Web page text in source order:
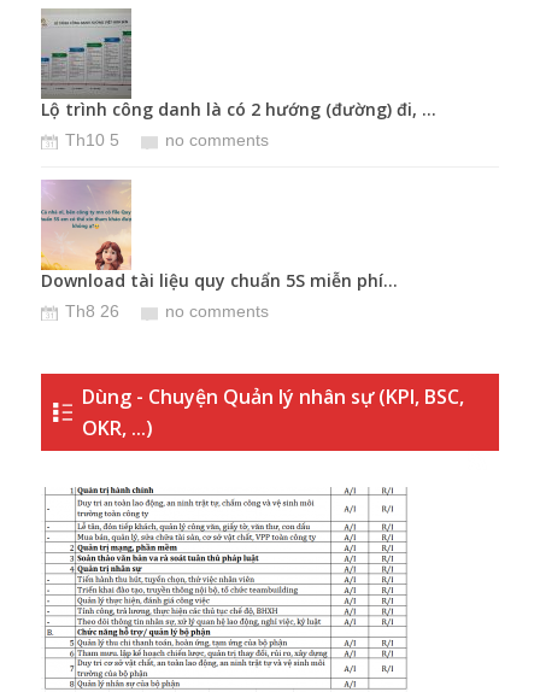
Lộ trình công danh là có 2 hướng (đường) đi, ...
Th10 5 no comments
Download tài liệu quy chuẩn 5S miễn phí...
Th8 26 no comments
Dùng - Chuyện Quản lý nhân sự (KPI, BSC,
OKR, ...)